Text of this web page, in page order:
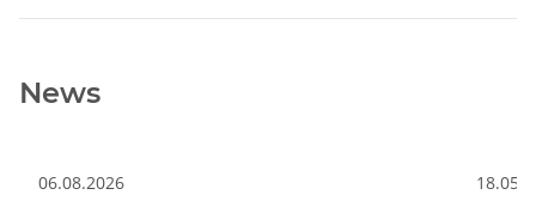
News
06.08.2026